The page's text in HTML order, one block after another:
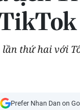
TikTok
thứ hai với
Prefer Nhan Dan on